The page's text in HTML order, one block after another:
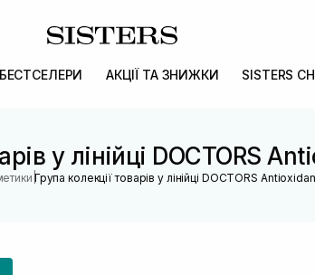
БЕСТСЕЛЕРИ АКЦІЇ ТА ЗНИЖКИ SISTERS
у лінійці DOCTORS
|Група колекції товарів у лінійці DOCTORS